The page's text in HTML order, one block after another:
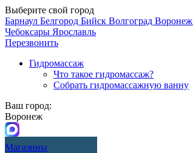
Выберите свой город
Барнаул Белгород Бийск Волгоград Воронеж
Чебоксары Ярославль
Перезвонить
Гидромассаж
Что такое гидромассаж?
Собрать гидромассажную ванну
Ваш город:
Воронеж
Магазины